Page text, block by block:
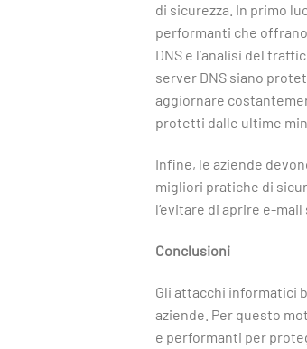
di sicurezza. In primo
performanti che
DNS e l’analisi del
server DNS siano
aggiornare
protetti dalle ultime
Infine, le aziende
migliori pratiche di
l’evitare di aprire e-
Conclusioni
Gli attacchi informatici
aziende. Per questo
e performanti per